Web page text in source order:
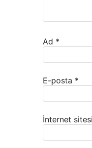
Ad *
E-posta *
İnternet sitesi